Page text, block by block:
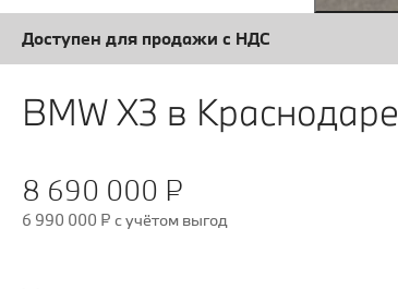
Доступен для продажи с НДС
BMW X3 в Краснодаре
8 690 000 ₽
6 990 000 ₽ c учётом выгод